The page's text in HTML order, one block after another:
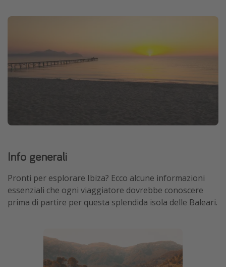
Info generali
Pronti per esplorare Ibiza? Ecco alcune informazioni
essenziali che ogni viaggiatore dovrebbe conoscere
prima di partire per questa splendida isola delle Baleari.